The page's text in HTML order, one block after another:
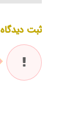
ثبت دیدگاه